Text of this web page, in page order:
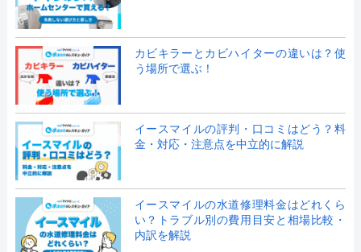
カビキラーとカビハイターの違いは？使
う場所で選ぶ！
イースマイルの評判・口コミはどう？料
金・対応・注意点を中立的に解説
イースマイルの水道修理料金はどれくら
い？トラブル別の費用目安と相場比較・
内訳を解説